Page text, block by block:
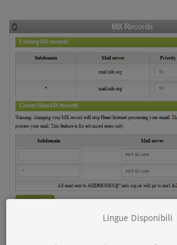
Lingue Disponibili